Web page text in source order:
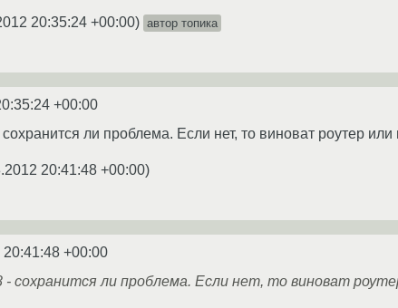
20:35:24 +00:00) автор топика
+00:00
ли проблема. Если нет, то виноват роутер
20:41:48 +00:00)
+00:00
- сохранится ли проблема. Если нет, то виноват